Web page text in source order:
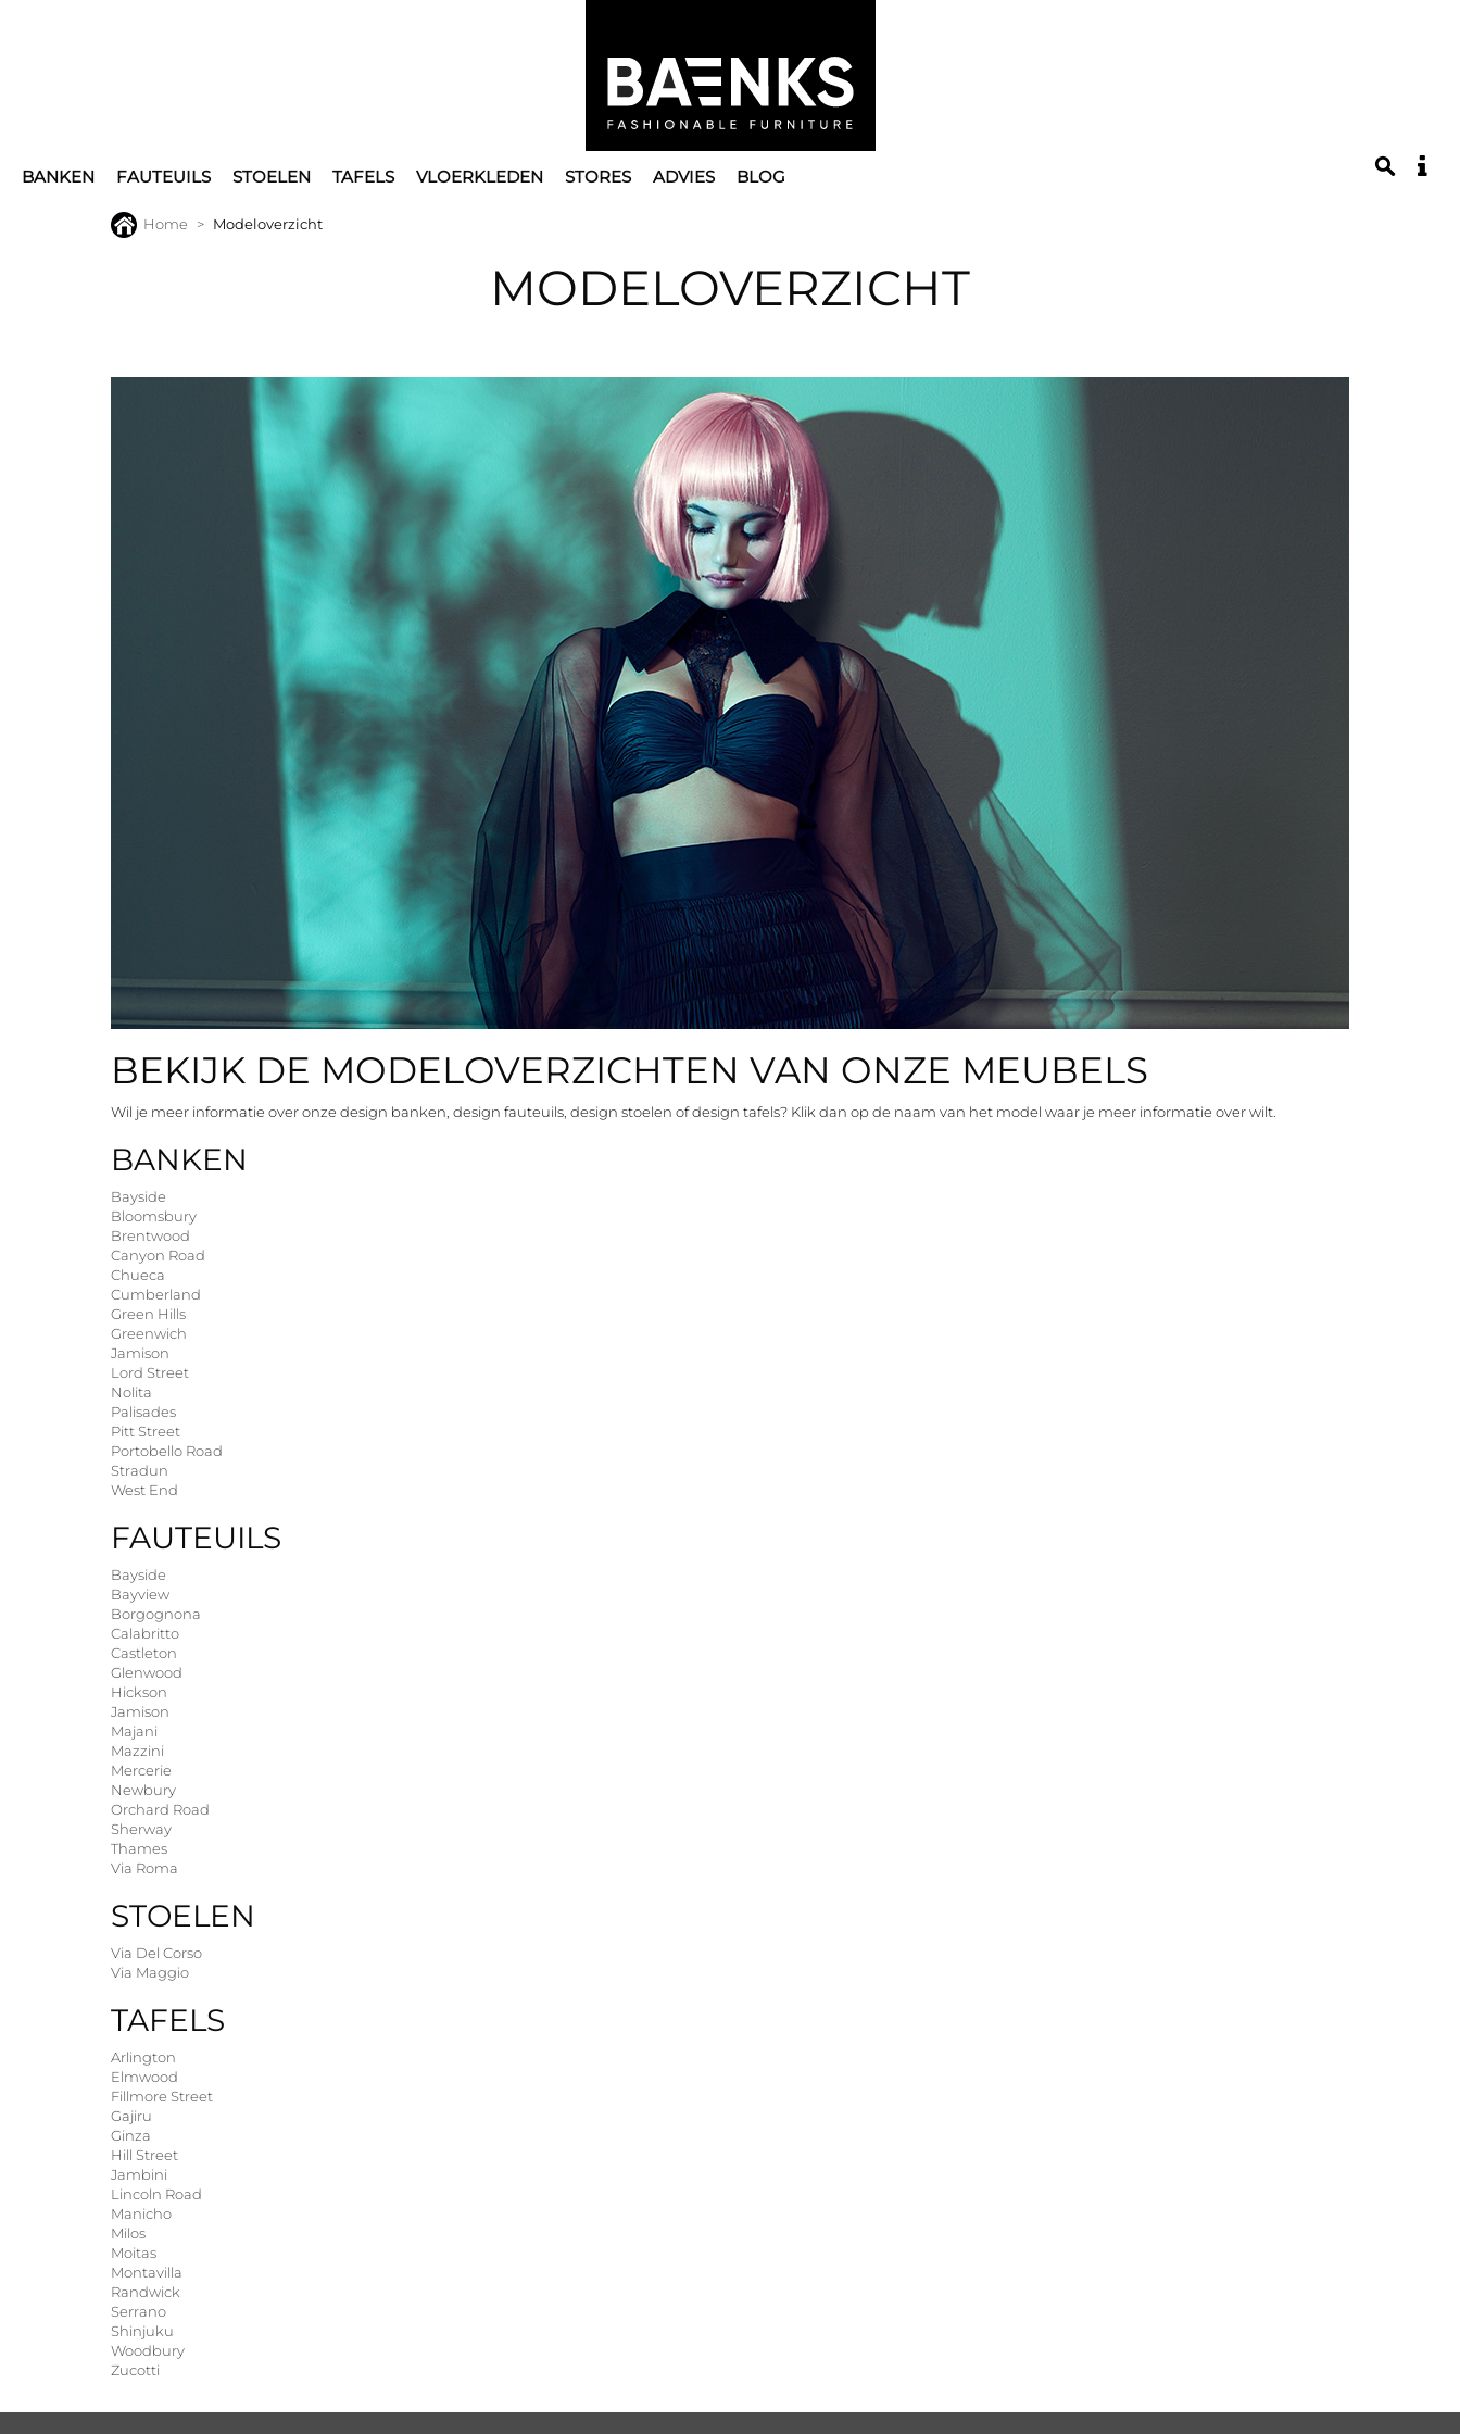
BANKEN FAUTEUILS STOELEN TAFELS VLOERKLEDEN STORES ADVIES BLOG
Home Modeloverzicht
MODELOVERZICHT
BEKIJK DE MODELOVERZICHTEN VAN ONZE MEUBELS
Wil je meer informatie over onze design banken, design fauteuils, design stoelen of design tafels? Klik dan op de naam van het model waar je meer informatie over wilt.
BANKEN
Bayside
Bloomsbury
Brentwood
Canyon Road
Chueca
Cumberland
Green Hills
Greenwich
Jamison
Lord Street
Nolita
Palisades
Pitt Street
Portobello Road
Stradun
West End
FAUTEUILS
Bayside
Bayview
Borgognona
Calabritto
Castleton
Glenwood
Hickson
Jamison
Majani
Mazzini
Mercerie
Newbury
Orchard Road
Sherway
Thames
Via Roma
STOELEN
Via Del Corso
Via Maggio
TAFELS
Arlington
Elmwood
Fillmore Street
Gajiru
Ginza
Hill Street
Jambini
Lincoln Road
Manicho
Milos
Moitas
Montavilla
Randwick
Serrano
Shinjuku
Woodbury
Zucotti